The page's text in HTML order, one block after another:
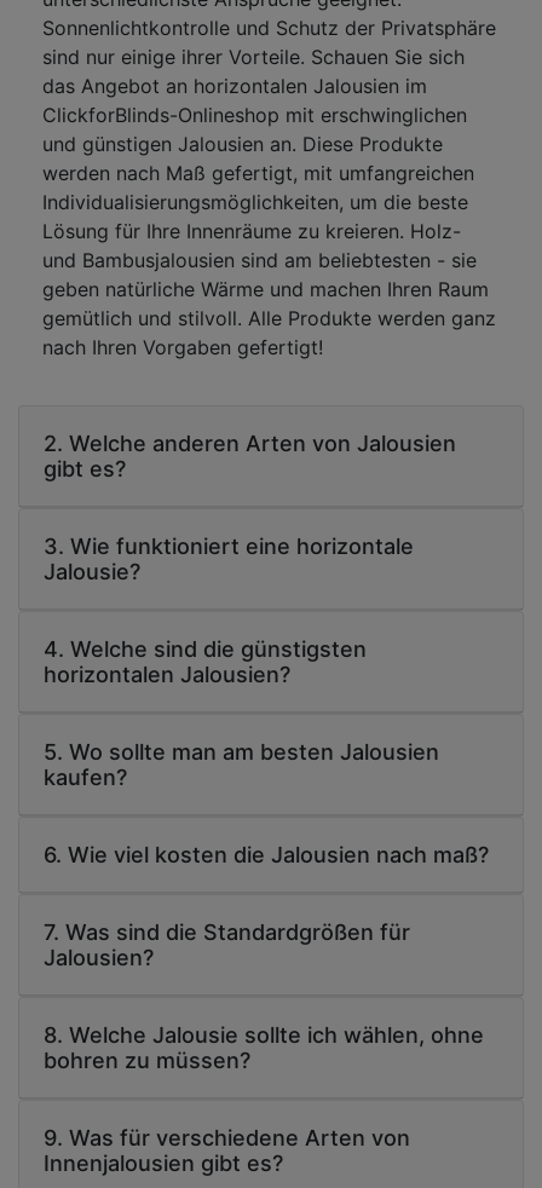
Sonnenlichtkontrolle und Schutz der Privatsphäre
sind nur einige ihrer Vorteile. Schauen Sie sich
das Angebot an horizontalen Jalousien im
ClickforBlinds-Onlineshop mit erschwinglichen
und günstigen Jalousien an. Diese Produkte
werden nach Maß gefertigt, mit umfangreichen
Individualisierungsmöglichkeiten, um die beste
Lösung für Ihre Innenräume zu kreieren. Holz-
und Bambusjalousien sind am beliebtesten - sie
geben natürliche Wärme und machen Ihren Raum
gemütlich und stilvoll. Alle Produkte werden ganz
nach Ihren Vorgaben gefertigt!
2. Welche anderen Arten von Jalousien
gibt es?
3. Wie funktioniert eine horizontale
Jalousie?
4. Welche sind die günstigsten
horizontalen Jalousien?
5. Wo sollte man am besten Jalousien
kaufen?
6. Wie viel kosten die Jalousien nach maß?
7. Was sind die Standardgrößen für
Jalousien?
8. Welche Jalousie sollte ich wählen, ohne
bohren zu müssen?
9. Was für verschiedene Arten von
Innenjalousien gibt es?